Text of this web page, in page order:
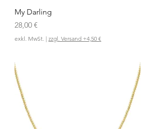
My Darling
Preis
28,00 €
exkl. MwSt. | zzgl. Versand +4,50 €